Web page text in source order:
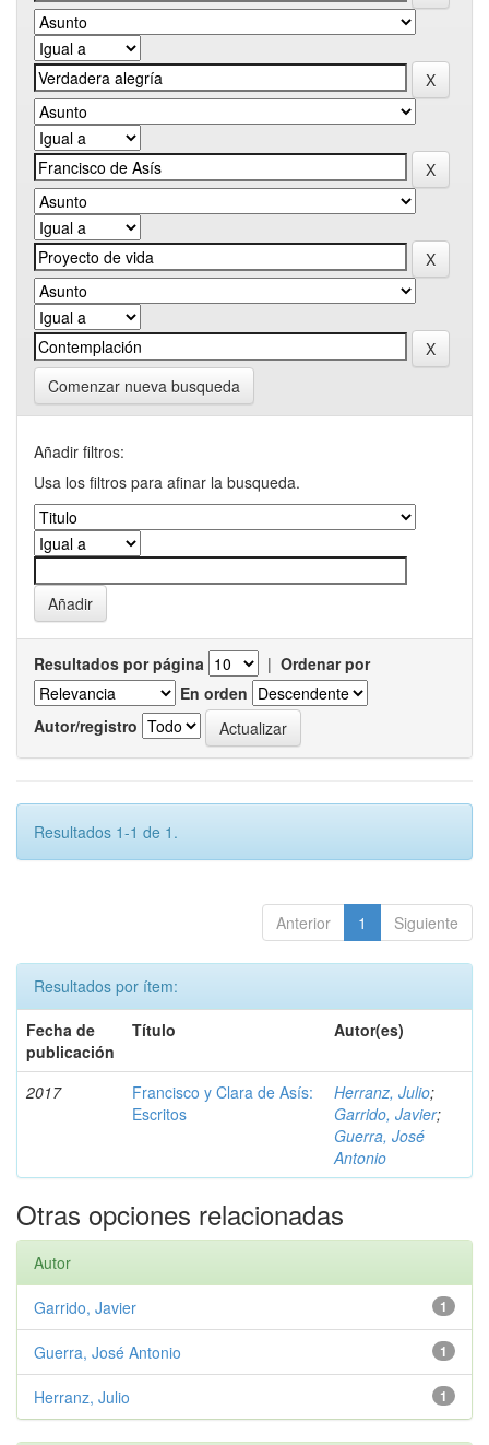
Comenzar nueva busqueda
Añadir filtros:
Usa los filtros para afinar la busqueda.
Resultados por página | Ordenar por
En orden
Autor/registro
Resultados 1-1 de 1.
Anterior 1 Siguiente
Resultados por ítem:
Fecha de
publicación
Título Autor(es)
2017
Francisco y Clara de Asís:
Escritos
Herranz, Julio;
Garrido, Javier;
Guerra, José
Antonio
Otras opciones relacionadas
Autor
1
Garrido, Javier
1
Guerra, José Antonio
1
Herranz, Julio